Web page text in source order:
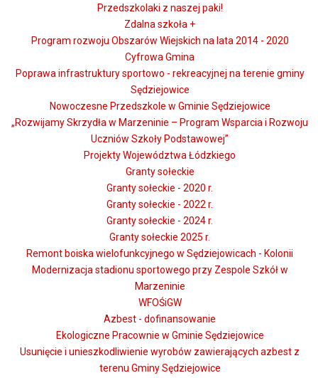
Przedszkolaki z naszej paki!
Zdalna szkoła +
Program rozwoju Obszarów Wiejskich na lata 2014 - 2020
Cyfrowa Gmina
Poprawa infrastruktury sportowo - rekreacyjnej na terenie gminy
Sędziejowice
Nowoczesne Przedszkole w Gminie Sędziejowice
„Rozwijamy Skrzydła w Marzeninie – Program Wsparcia i Rozwoju
Uczniów Szkoły Podstawowej”
Projekty Województwa Łódzkiego
Granty sołeckie
Granty sołeckie - 2020 r.
Granty sołeckie - 2022 r.
Granty sołeckie - 2024 r.
Granty sołeckie 2025 r.
Remont boiska wielofunkcyjnego w Sędziejowicach - Kolonii
Modernizacja stadionu sportowego przy Zespole Szkół w
Marzeninie
WFOŚiGW
Azbest - dofinansowanie
Ekologiczne Pracownie w Gminie Sędziejowice
Usunięcie i unieszkodliwienie wyrobów zawierających azbest z
terenu Gminy Sędziejowice